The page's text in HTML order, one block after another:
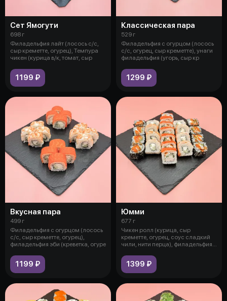
Сет Ямогути
698 г
Филадельфия лайт (лосось с/с,
сыр креметте, огурец), Темпура
чикен (курица в/к, томат, сыр
1199 ₽
Классическая пара
529 г
Филадельфия с огурцом (лосось
с/с, огурец, сыр креметте), унаги
филадельфия (угорь, сыр кр
1299 ₽
Вкусная пара
499 г
Филадельфия с огурцом (лосось
с/с, сыр креметте, огурец),
филадельфия эби (креветка, огуре
1199 ₽
Юмми
677 г
Чикен ролл (курица, сыр
креметте, огурец, соус сладкий
чили, нити перца), филадельфия
1399 ₽